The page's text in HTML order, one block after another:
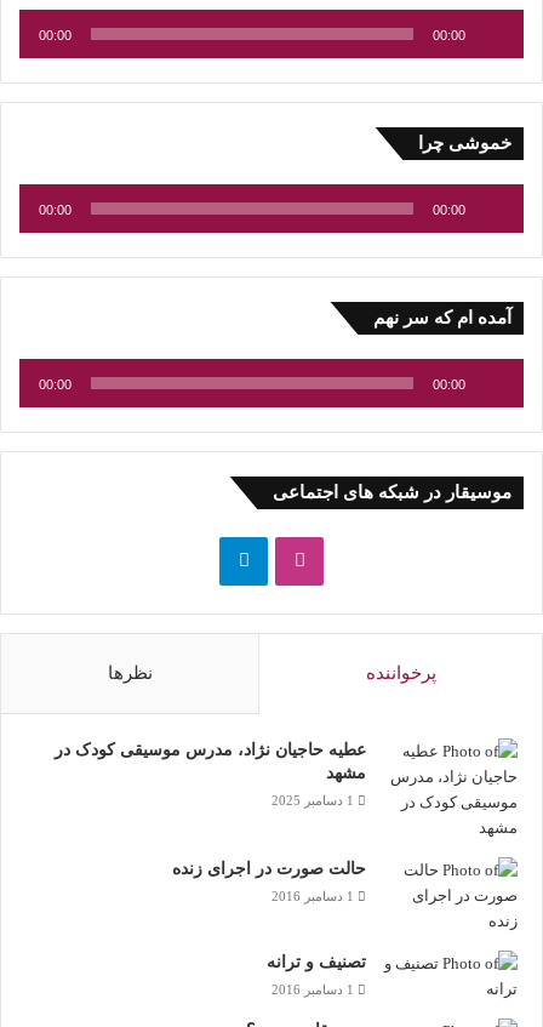
00:00
00:00
خموشی چرا
پخش‌کننده
صوت
00:00
00:00
آمده ام که سر نهم
پخش‌کننده
صوت
00:00
00:00
موسیقار در شبکه های اجتماعی
اینستاگرام
پرخواننده نظرها
عطیه حاجیان نژاد، مدرس موسیقی کودک در
مشهد
1 دسامبر 2025
حالت صورت در اجرای زنده
1 دسامبر 2016
تصنیف و ترانه
1 دسامبر 2016